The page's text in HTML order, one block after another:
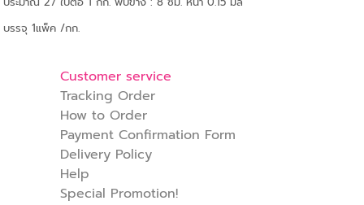
บรรจุ 1แพ็ค /กก.
Customer service
Tracking Order
How to Order
Payment Confirmation Form
Delivery Policy
Help
Special Promotion!